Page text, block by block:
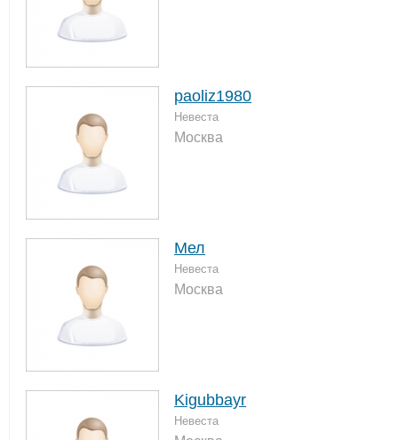
paoliz1980
Невеста
Москва
Мел
Невеста
Москва
Kigubbayr
Невеста